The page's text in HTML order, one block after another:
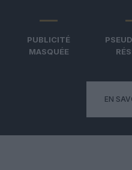
PUBLICITÉ
MASQUÉE
EN